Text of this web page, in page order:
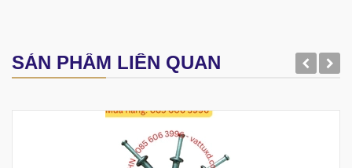
SẢN PHẨM LIÊN QUAN